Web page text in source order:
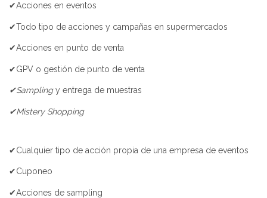
✔Acciones en eventos
✔Todo tipo de acciones y campañas en supermercados
✔Acciones en punto de venta
✔GPV o gestión de punto de venta
✔Samplingy entrega de muestras
✔Mistery Shopping
✔Cualquier tipo de acción propia de una empresa de eventos
✔Cuponeo
✔Acciones de sampling